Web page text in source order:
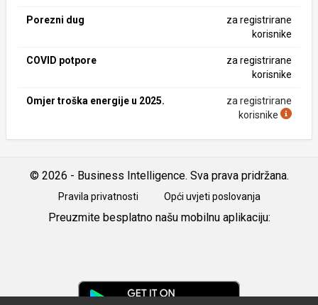
Porezni dug
za registrirane
korisnike
COVID potpore
za registrirane
korisnike
Omjer troška energije u 2025.
za registrirane
korisnike
© 2026 - Business Intelligence. Sva prava pridržana.
Pravila privatnosti Opći uvjeti poslovanja
Preuzmite besplatno našu mobilnu aplikaciju: